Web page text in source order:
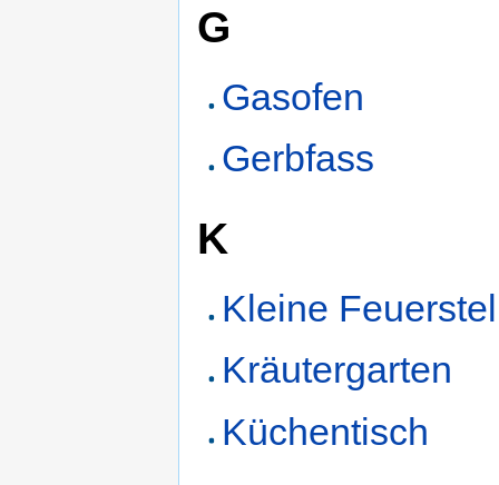
G
Gasofen
Gerbfass
K
Kleine
Kräutergarten
Küchentisch